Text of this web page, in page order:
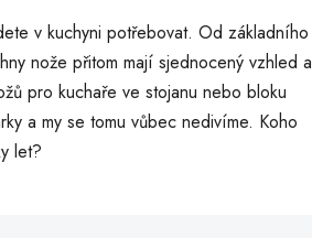
v kuchyni potřebovat. Od základního
nože přitom mají sjednocený vzhled a
pro kuchaře ve stojanu nebo bloku
a my se tomu vůbec nedivíme. Koho
let?